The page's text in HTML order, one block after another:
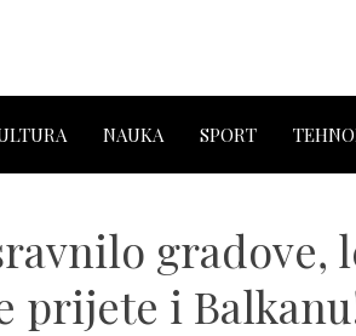
NAUKA SPORT
prijete i